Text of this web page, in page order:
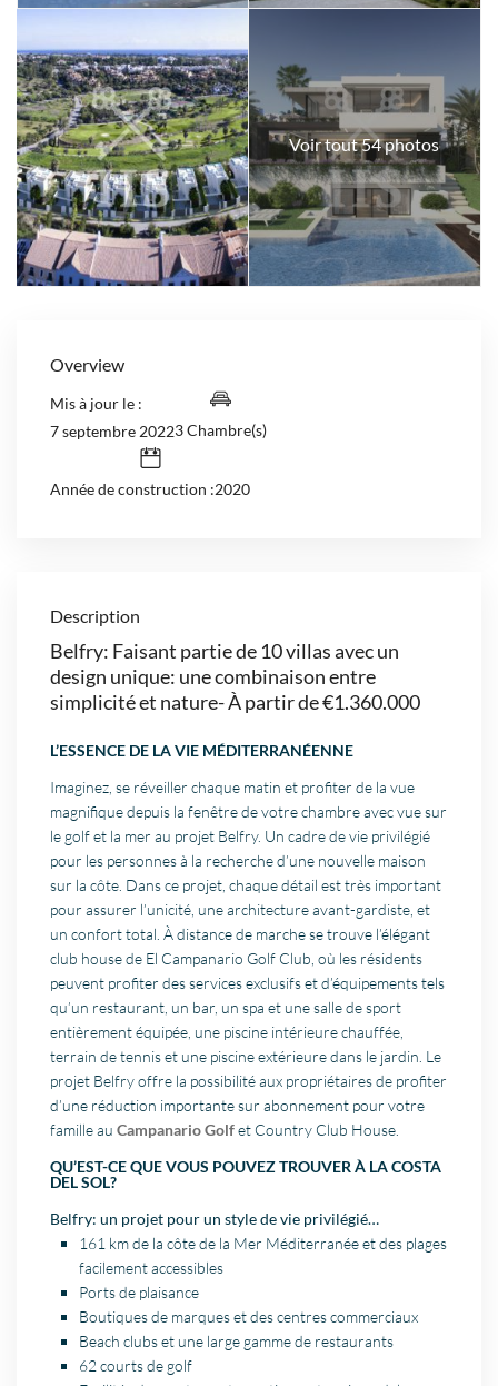
Voir tout 54 photos
Overview
Mis à jour le :
7 septembre 20223 Chambre(s)
Année de construction :2020
Description
Belfry: Faisant partie de 10 villas avec un
design unique: une combinaison entre
simplicité et nature- À partir de €1.360.000
L’ESSENCE DE LA VIE MÉDITERRANÉENNE
Imaginez, se réveiller chaque matin et profiter de la vue
magnifique depuis la fenêtre de votre chambre avec vue sur
le golf et la mer au projet Belfry. Un cadre de vie privilégié
pour les personnes à la recherche d’une nouvelle maison
sur la côte. Dans ce projet, chaque détail est très important
pour assurer l’unicité, une architecture avant-gardiste, et
un confort total. À distance de marche se trouve l’élégant
club house de El Campanario Golf Club, où les résidents
peuvent profiter des services exclusifs et d’équipements tels
qu’un restaurant, un bar, un spa et une salle de sport
entièrement équipée, une piscine intérieure chauffée,
terrain de tennis et une piscine extérieure dans le jardin. Le
projet Belfry offre la possibilité aux propriétaires de profiter
d’une réduction importante sur abonnement pour votre
famille auCampanario Golfet Country Club House.
QU’EST-CE QUE VOUS POUVEZ TROUVER À LA COSTA
DEL SOL?
Belfry: un projet pour un style de vie privilégié…
161 km de la côte de la Mer Méditerranée et des plages
facilement accessibles
Ports de plaisance
Boutiques de marques et des centres commerciaux
Beach clubs et une large gamme de restaurants
62 courts de golf